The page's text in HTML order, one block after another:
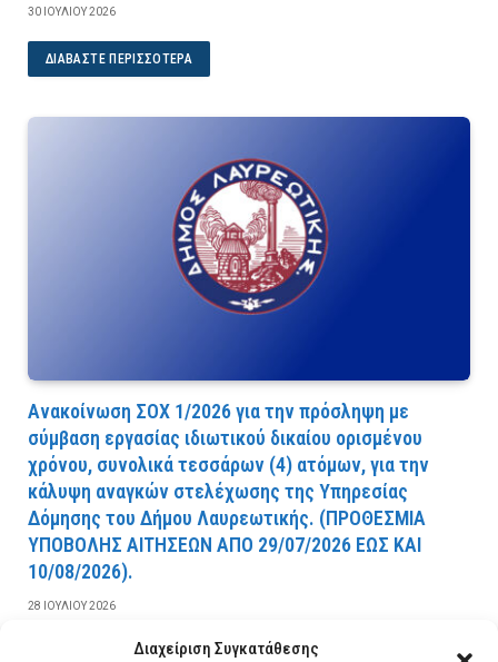
Διαχείριση Συγκατάθεσης
30 ΙΟΥΛΊΟΥ 2026
ΔΙΑΒΆΣΤΕ ΠΕΡΙΣΣΌΤΕΡΑ
Ανακοίνωση ΣΟΧ 1/2026 για την πρόσληψη με
σύμβαση εργασίας ιδιωτικού δικαίου ορισμένου
χρόνου, συνολικά τεσσάρων (4) ατόμων, για την
κάλυψη αναγκών στελέχωσης της Υπηρεσίας
Δόμησης του Δήμου Λαυρεωτικής. (ΠPOΘEΣMIA
YΠOBOΛHΣ AITHΣEΩN AΠO 29/07/2026 EΩΣ KAI
10/08/2026).
28 ΙΟΥΛΊΟΥ 2026
ΔΙΑΒΆΣΤΕ ΠΕΡΙΣΣΌΤΕΡΑ